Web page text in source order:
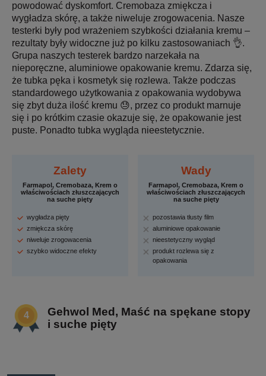
powodować dyskomfort. Cremobaza zmiękcza i
wygładza skórę, a także niweluje zrogowacenia. Nasze
testerki były pod wrażeniem szybkości działania kremu –
rezultaty były widoczne już po kilku zastosowaniach 👌.
Grupa naszych testerek bardzo narzekała na
nieporęczne, aluminiowe opakowanie kremu. Zdarza się,
że tubka pęka i kosmetyk się rozlewa. Także podczas
standardowego użytkowania z opakowania wydobywa
się zbyt duża ilość kremu 😓, przez co produkt marnuje
się i po krótkim czasie okazuje się, że opakowanie jest
puste. Ponadto tubka wygląda nieestetycznie.
Zalety
Farmapol, Cremobaza, Krem o
właściwościach złuszczających
na suche pięty
wygładza pięty
zmiękcza skórę
niweluje zrogowacenia
szybko widoczne efekty
Wady
Farmapol, Cremobaza, Krem o
właściwościach złuszczających
na suche pięty
pozostawia tłusty film
aluminiowe opakowanie
nieestetyczny wygląd
produkt rozlewa się z
opakowania
Gehwol Med, Maść na spękane stopy
i suche pięty